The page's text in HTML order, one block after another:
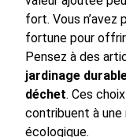
fort. Vous n’avez
fortune pour
Pensez à des
jardinage
déchet. Ces
contribuent à
écologique.